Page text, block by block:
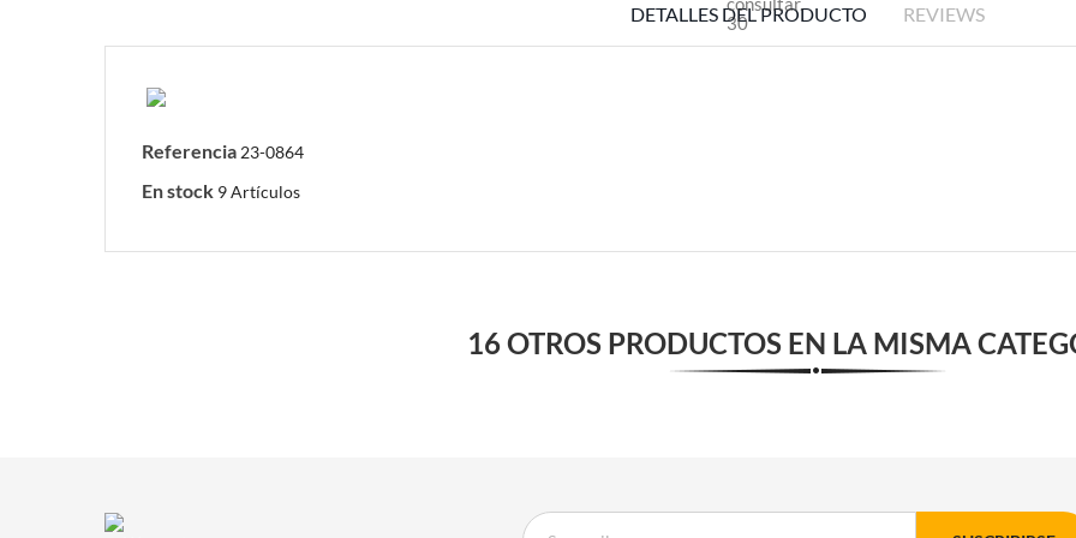
DETALLES DEL PRODUCTO REVIEWS
Referencia 23-0864
En stock 9 Artículos
16 OTROS PRODUCTOS EN LA MISMA